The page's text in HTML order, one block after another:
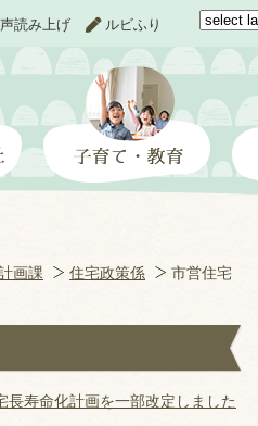
読み上げ ルビふり
画課 住宅政策係 市営住宅
長寿命化計画を一部改定しました